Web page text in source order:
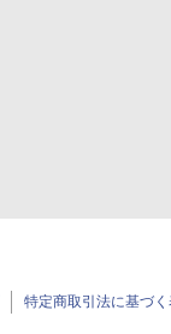
特定商取引法に基づ